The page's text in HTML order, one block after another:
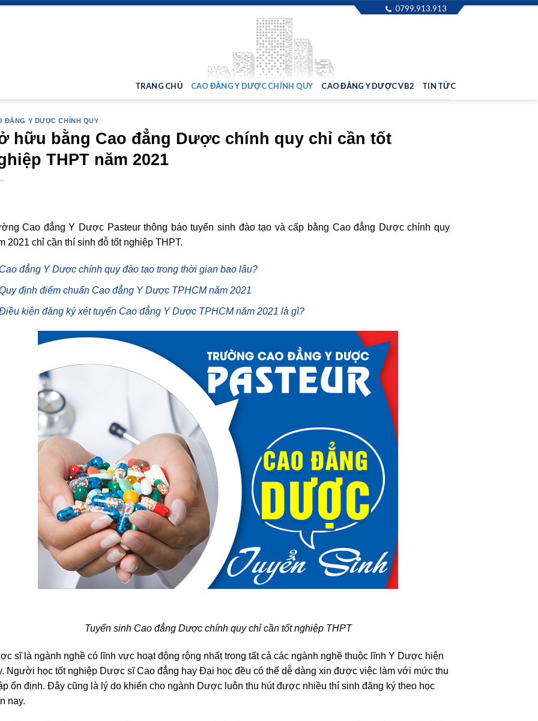
0799.913.913
TRANG CHỦ CAO ĐẲNG Y DƯỢC CHÍNH QUY CAO ĐẲNG Y DƯỢC VB2 TIN TỨC
ĐẲNG Y DƯỢC CHÍNH QUY
hữu bằng Cao đẳng Dược chính quy chỉ cần tốt
THPT năm 2021
Cao đẳng Y Dược Pasteur thông báo tuyển sinh đào tạo và cấp bằng Cao đẳng Dược chính quy
2021 chỉ cần thí sinh đỗ tốt nghiệp THPT.
Cao đẳng Y Dược chính quy đào tạo trong thời gian bao lâu?
định điểm chuẩn Cao đẳng Y Dược TPHCM năm 2021
kiện đăng ký xét tuyển Cao đẳng Y Dược TPHCM năm 2021 là gì?
Tuyển sinh Cao đẳng Dược chính quy chỉ cần tốt nghiệp THPT
sĩ là ngành nghề có lĩnh vực hoạt động rộng nhất trong tất cả các ngành nghề thuộc lĩnh Y Dược hiện
Người học tốt nghiệp Dược sĩ Cao đẳng hay Đại học đều có thể dễ dàng xin được việc làm với mức thu
ổn định. Đây cũng là lý do khiến cho ngành Dược luôn thu hút được nhiều thí sinh đăng ký theo học
nay.